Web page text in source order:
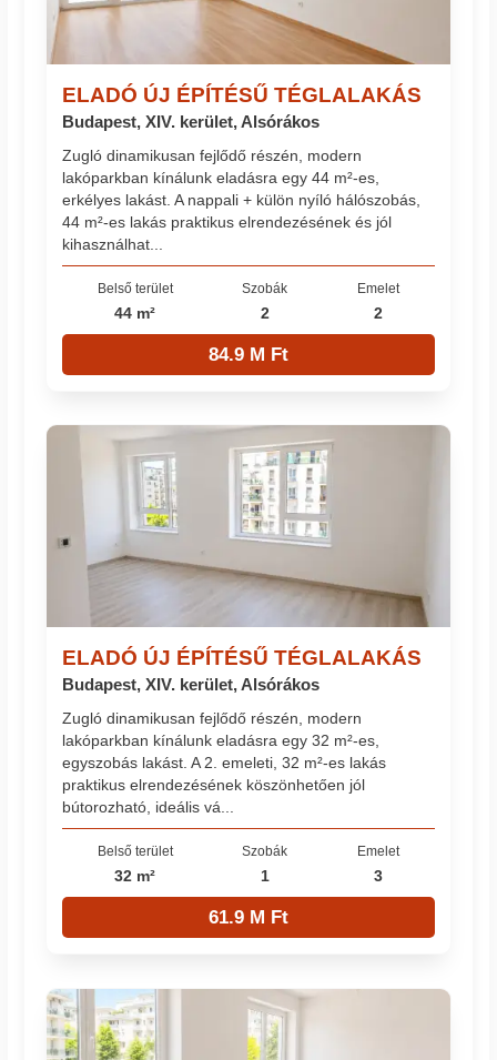
ELADÓ ÚJ ÉPÍTÉSŰ TÉGLALAKÁS
Budapest, XIV. kerület, Alsórákos
Zugló dinamikusan fejlődő részén, modern
lakóparkban kínálunk eladásra egy 44 m²-es,
erkélyes lakást. A nappali + külön nyíló hálószobás,
44 m²-es lakás praktikus elrendezésének és jól
kihasználhat...
Belső terület
44 m²
Szobák
2
Emelet
2
84.9 M Ft
ELADÓ ÚJ ÉPÍTÉSŰ TÉGLALAKÁS
Budapest, XIV. kerület, Alsórákos
Zugló dinamikusan fejlődő részén, modern
lakóparkban kínálunk eladásra egy 32 m²-es,
egyszobás lakást. A 2. emeleti, 32 m²-es lakás
praktikus elrendezésének köszönhetően jól
bútorozható, ideális vá...
Belső terület
32 m²
Szobák
1
Emelet
3
61.9 M Ft